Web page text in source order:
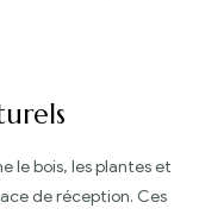
le bois, les plantes et
de réception. Ces